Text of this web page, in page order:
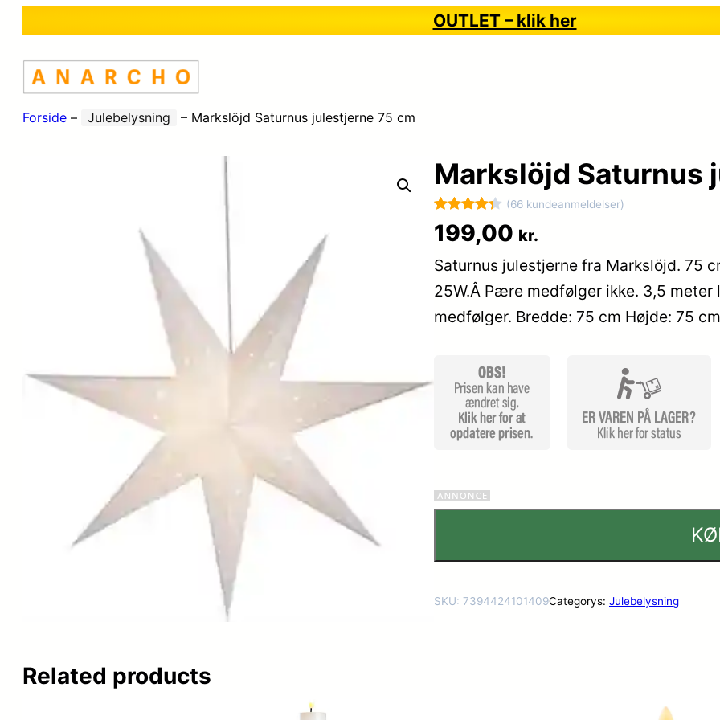
OUTLET – klik her
Forside – Julebelysning – Markslöjd Saturnus julestjerne 75 cm
Markslöjd Saturnus
Bedømt
som4.3
ud af 5
baseret
66
kundebedø
(66 kundeanmeldelser)
199,00 kr.
Saturnus julestjerne fra Markslöjd. 75
25W.Â Pære medfølger ikke. 3,5
medfølger. Bredde: 75 cm Højde: 75
SKU: 7394424101409Categorys: Julebelysning
Related products